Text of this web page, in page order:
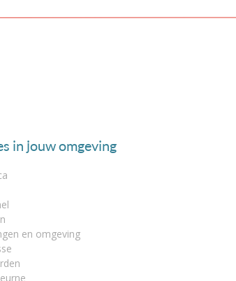
in jouw omgeving
en omgeving